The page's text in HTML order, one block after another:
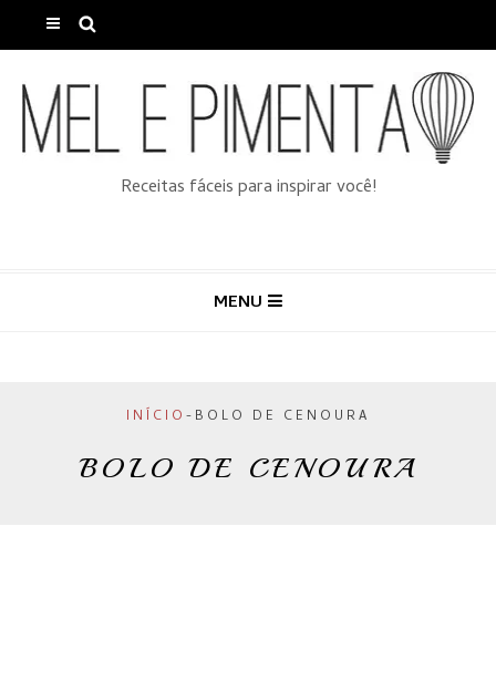
Receitas fáceis para inspirar você!
MENU
INÍCIO - BOLO DE CENOURA
BOLO DE CENOURA